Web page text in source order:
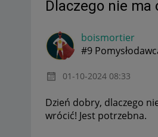
Dlaczego nie ma
boismortier
#9
‎01-10-2024 08:33
Dzień dobry, dlaczego
wrócić! Jest potrzebna.